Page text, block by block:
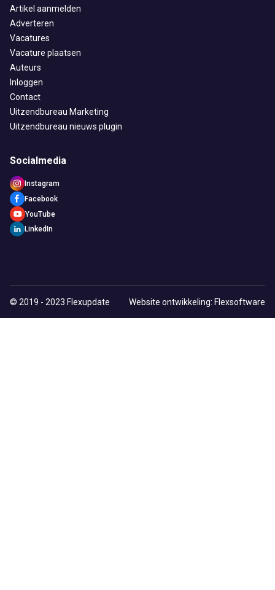
Artikel aanmelden
Adverteren
Vacatures
Vacature plaatsen
Auteurs
Inloggen
Contact
Uitzendbureau Marketing
Uitzendbureau nieuws plugin
Socialmedia
Instagram
Facebook
YouTube
LinkedIn
© 2019 - 2023 Flexupdate Website ontwikkeling: Flexsoftware